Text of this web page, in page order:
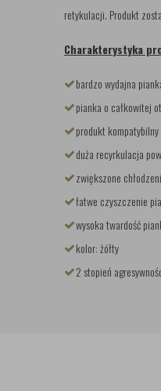
retykulacji. Produkt
Charakterystyka
bardzo wydajna
pianka o całkowitej
produkt
duża recyrkulacja
zwiększone
łatwe czyszczenie
wysoka twardość
kolor: żółty
2 stopień